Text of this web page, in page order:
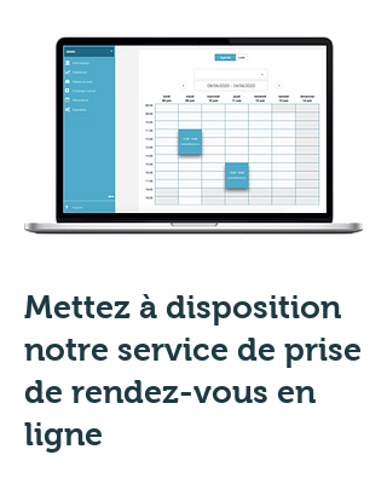
Mettez à disposition
notre service de prise
de rendez-vous en
ligne